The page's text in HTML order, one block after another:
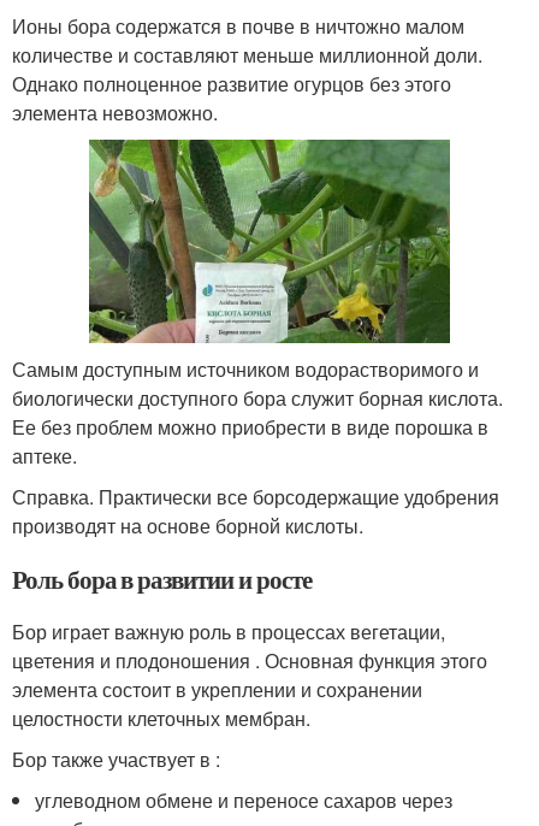
Ионы бора содержатся в почве в ничтожно малом
количестве и составляют меньше миллионной доли.
Однако полноценное развитие огурцов без этого
элемента невозможно.
Самым доступным источником водорастворимого и
биологически доступного бора служит борная кислота.
Ее без проблем можно приобрести в виде порошка в
аптеке.
Справка. Практически все борсодержащие удобрения
производят на основе борной кислоты.
Роль бора в развитии и росте
Бор играет важную роль в процессах вегетации,
цветения и плодоношения . Основная функция этого
элемента состоит в укреплении и сохранении
целостности клеточных мембран.
Бор также участвует в :
углеводном обмене и переносе сахаров через